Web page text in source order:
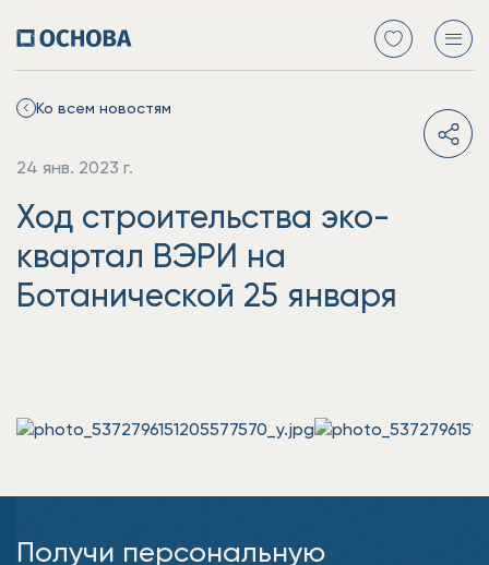
Ко всем новостям
24 янв. 2023 г.
Ход строительства эко-
квартал ВЭРИ на
Ботанической 25 января
Получи персональную